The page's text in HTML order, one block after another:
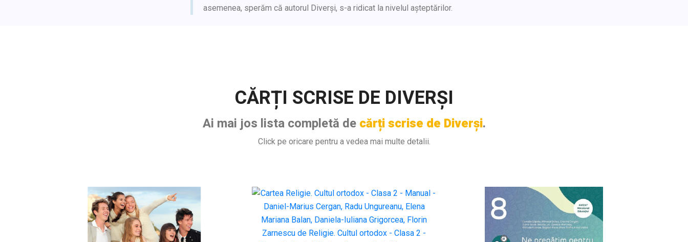
asemenea, sperăm că autorul Diverși, s-a ridicat la nivelul așteptărilor.
CĂRȚI SCRISE DE DIVERȘI
Ai mai jos lista completă de cărți scrise de Diverși.
Click pe oricare pentru a vedea mai multe detalii.